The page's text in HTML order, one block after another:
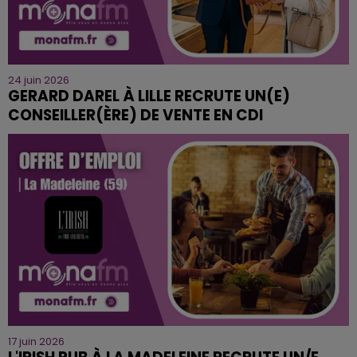
24 juin 2026
GERARD DAREL À LILLE RECRUTE UN(E)
CONSEILLER(ÈRE) DE VENTE EN CDI
17 juin 2026